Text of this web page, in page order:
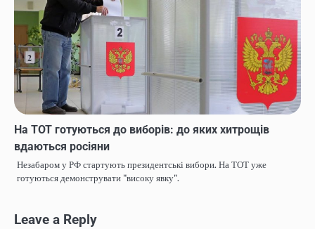
На ТОТ готуються до виборів: до яких хитрощів
вдаються росіяни
Незабаром у РФ стартують президентські вибори. На ТОТ уже
готуються демонструвати "високу явку".
Leave a Reply